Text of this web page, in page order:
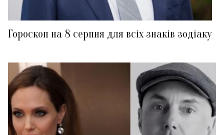
Гороскоп на 8 серпня для всіх знаків зодіаку